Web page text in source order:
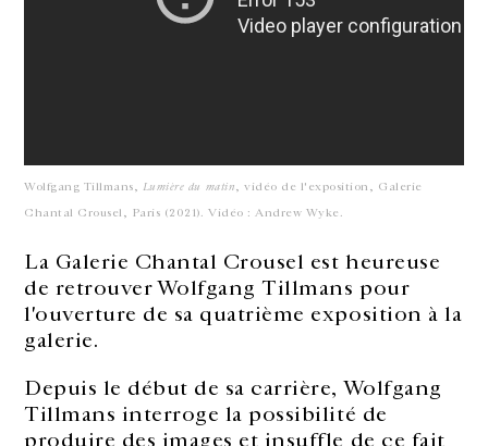
Wolfgang Tillmans, Lumière du matin, vidéo de l'exposition, Galerie
Chantal Crousel, Paris (2021). Vidéo : Andrew Wyke.
La Galerie Chantal Crousel est heureuse
de retrouver Wolfgang Tillmans pour
l'ouverture de sa quatrième exposition à la
galerie.
Depuis le début de sa carrière, Wolfgang
Tillmans interroge la possibilité de
produire des images et insuffle de ce fait